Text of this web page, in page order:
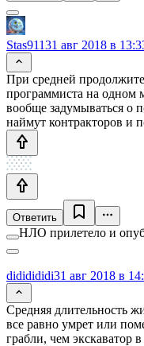
Stas91131 авг 2018 в
При средней
программиста на одном
вообще задумываться о
наймут контракторов и
Ответить
НЛО прилетело и
dididididi31 авг 2018 в
Средняя длительность
все равно умрет или
грабли, чем экскаватор